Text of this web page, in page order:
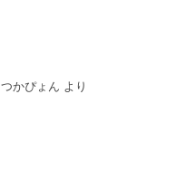
つかぴょん より